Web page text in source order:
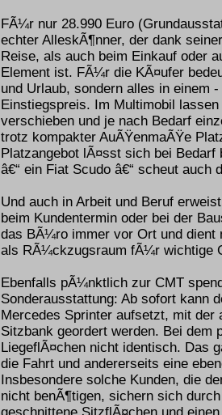
FÃ¼r nur 28.990 Euro
echter AlleskÃ¶nner, der dank
Reise, als auch beim Einkauf oder
Element ist. FÃ¼r die KÃ¤ufer
und Urlaub, sondern alles in einem
Einstiegspreis. Im Multimobil
verschieben und je nach Bedarf
trotz kompakter AuÃŸenmaÃŸe
Platzangebot lÃ¤sst sich bei
â€“ ein Fiat Scudo â€“ scheut
Und auch in Arbeit und Beruf
beim Kundentermin oder bei der
das BÃ¼ro immer vor Ort und dient
als RÃ¼ckzugsraum fÃ¼r wichtige
Ebenfalls pÃ¼nktlich zur CMT
Sonderausstattung: Ab sofort kann
Mercedes Sprinter aufsetzt, mit der
Sitzbank geordert werden. Bei dem
LiegeflÃ¤chen nicht identisch. Das
die Fahrt und andererseits eine
Insbesondere solche Kunden, die
nicht benÃ¶tigen, sichern sich